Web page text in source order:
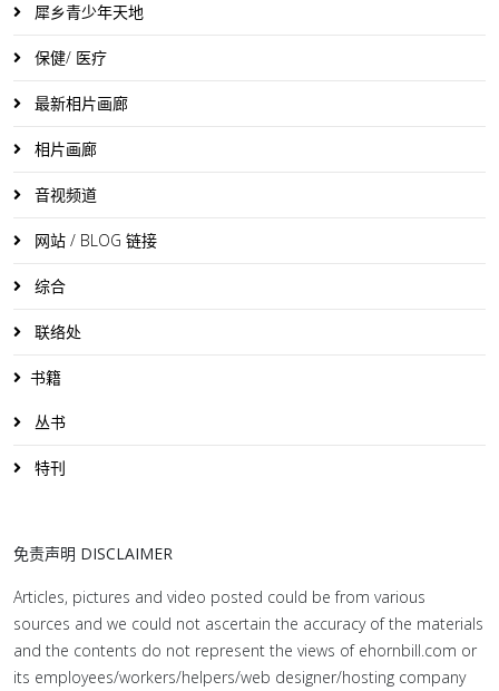
犀乡青少年天地
保健/ 医疗
最新相片画廊
相片画廊
音视频道
网站 / BLOG 链接
综合
联络处
书籍
丛书
特刊
免责声明 DISCLAIMER
Articles, pictures and video posted could be from various
sources and we could not ascertain the accuracy of the materials
and the contents do not represent the views of ehornbill.com or
its employees/workers/helpers/web designer/hosting company